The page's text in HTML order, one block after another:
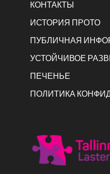
КОНТАКТЫ
ИСТОРИЯ ПРОТО
ПУБЛИЧНАЯ
УСТОЙЧИВОЕ
ПЕЧЕНЬЕ
ПОЛИТИКА